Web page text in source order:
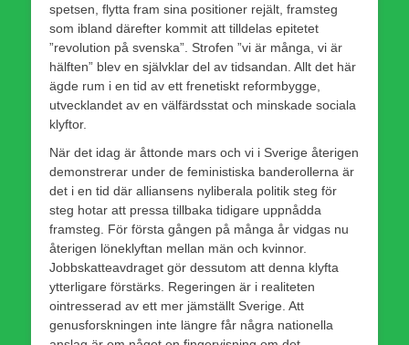
spetsen, flytta fram sina positioner rejält, framsteg
som ibland därefter kommit att tilldelas epitetet
”revolution på svenska”. Strofen ”vi är många, vi är
hälften” blev en självklar del av tidsandan. Allt det här
ägde rum i en tid av ett frenetiskt reformbygge,
utvecklandet av en välfärdsstat och minskade sociala
klyftor.
När det idag är åttonde mars och vi i Sverige återigen
demonstrerar under de feministiska banderollerna är
det i en tid där alliansens nyliberala politik steg för
steg hotar att pressa tillbaka tidigare uppnådda
framsteg. För första gången på många år vidgas nu
återigen löneklyftan mellan män och kvinnor.
Jobbskatteavdraget gör dessutom att denna klyfta
ytterligare förstärks. Regeringen är i realiteten
ointresserad av ett mer jämställt Sverige. Att
genusforskningen inte längre får några nationella